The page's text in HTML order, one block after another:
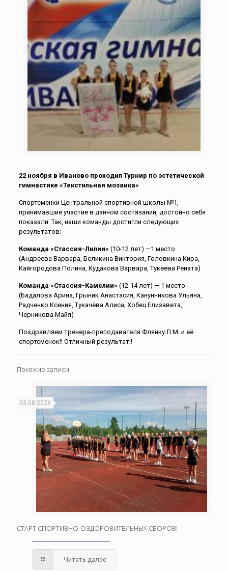
22 ноября в Иваново проходил Турнир по эстетической
гимнастике «Текстильная мозаика»
Спортсменки Центральной спортивной школы №1,
принимавшие участие в данном состязании, достойно себя
показали. Так, наши команды достигли следующих
результатов:
Команда «Стассия-Лилии» (10-12 лет) —1 место
(Андреева Варвара, Беликина Виктория, Головкина Кира,
Кайгородова Полина, Кудакова Варвара, Тукеева Рената)
Команда «Стассия-Камелии» (12-14 лет) — 1 место
(Бадалова Арина, Грыник Анастасия, Канунникова Ульяна,
Радченко Ксения, Тукачёва Алиса, Хобец Елизавета,
Черникова Майя)
Поздравляем тренера-преподавателя Флянку Л.М. и её
спортсменок!! Отличный результат!!
Похожие записи
03.08.2026
СТАРТ СПОРТИВНО-ОЗДОРОВИТЕЛЬНЫХ СБОРОВ!
Читать далее